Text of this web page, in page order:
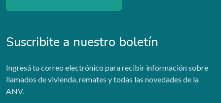
Suscribite a nuestro boletín
Ingresá tu correo electrónico para recibir información sobre
llamados de vivienda, remates y todas las novedades de la
ANV.